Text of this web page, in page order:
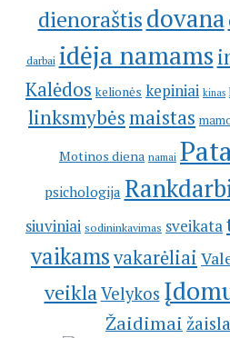
dienoraštisdovana
darbai idėja namams
Kalėdos kelionės kepiniai kinas
linksmybėsmaistas
Motinos diena namai
psichologija
siuviniai sodininkavimas sveikata
vaikamsvakarėliai
veikla Velykos
Žaidimai